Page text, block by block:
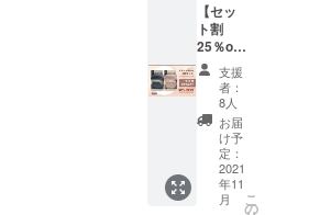
【セッ
ト割
25％off
】fashy
湯たん
ぽ1.8L
スマー
トボト
ル 2色
セット
（ス
レート
支援
者：
8人
お届
け予
定：
2021
年11
月
こ
の